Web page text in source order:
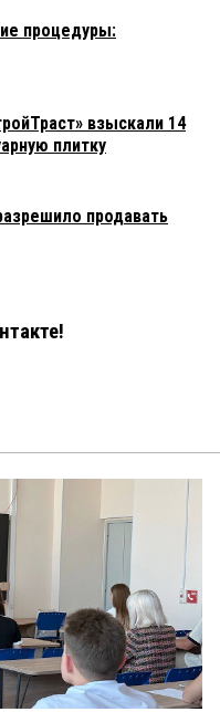
процедуры:
взыскали 14
плитку
продавать